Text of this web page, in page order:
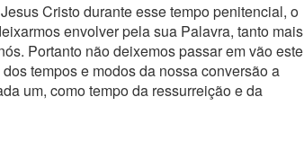
Cristo durante esse tempo penitencial, o
envolver pela sua Palavra, tanto mais
Portanto não deixemos passar em vão este
tempos e modos da nossa conversão a
um, como tempo da ressurreição e da